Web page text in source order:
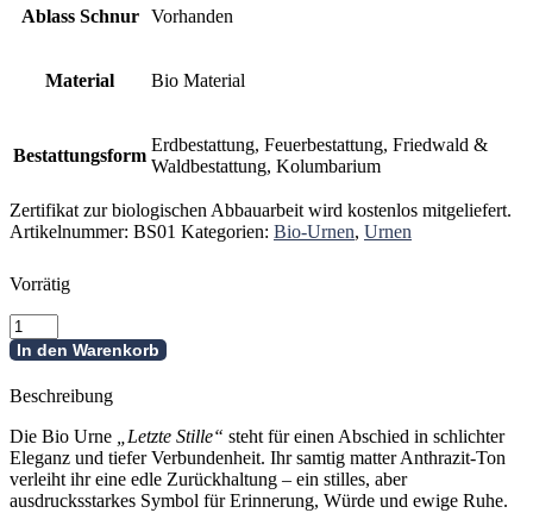
Ablass Schnur Vorhanden
Material Bio Material
Bestattungsform
Erdbestattung, Feuerbestattung, Friedwald &
Waldbestattung, Kolumbarium
Zertifikat zur biologischen Abbauarbeit wird kostenlos mitgeliefert.
Artikelnummer: BS01 Kategorien: Bio-Urnen, Urnen
Vorrätig
Bio
Urne
-
Letzte
Stille
Menge
In den Warenkorb
Beschreibung
Die Bio Urne
„Letzte Stille“ steht für einen Abschied in schlichter
Eleganz und tiefer Verbundenheit. Ihr samtig matter Anthrazit-Ton
verleiht ihr eine edle Zurückhaltung – ein stilles, aber
ausdrucksstarkes Symbol für Erinnerung, Würde und ewige Ruhe.